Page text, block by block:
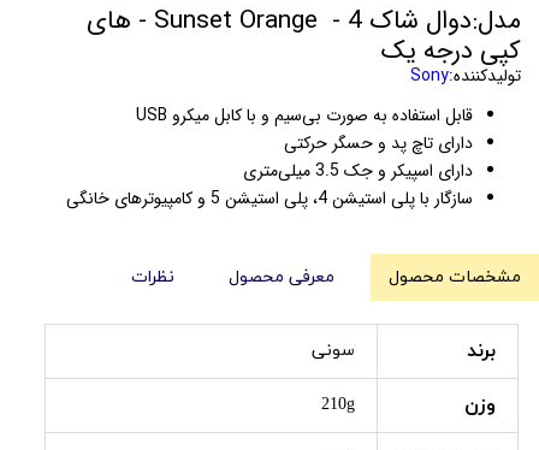
مدل:دوال شاک 4 - Sunset Orange - های
کپی درجه یک
تولیدکننده:Sony
قابل استفاده به صورت بی‌سیم و با کابل میکرو USB
دارای تاچ پد و حسگر حرکتی
دارای اسپیکر و جک 3.5 میلی‌متری
سازگار با پلی استیشن 4، پلی استیشن 5 و کامپیوترهای خانگی
مشخصات محصول معرفی محصول نظرات
برند سونی
وزن 210g